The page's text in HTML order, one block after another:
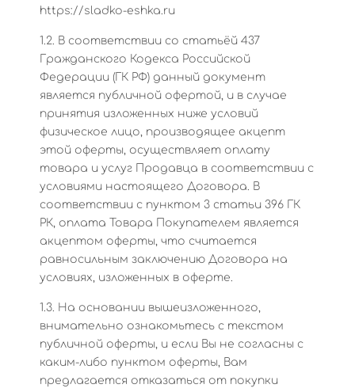
https://sladko-eshka.ru
1.2. В соответствии со статьёй 437
Гражданского Кодекса Российской
Федерации (ГК РФ) данный документ
является публичной офертой, и в случае
принятия изложенных ниже условий
физическое лицо, производящее акцепт
этой оферты, осуществляет оплату
товара и услуг Продавца в соответствии с
условиями настоящего Договора. В
соответствии с пунктом 3 статьи 396 ГК
РК, оплата Товара Покупателем является
акцептом оферты, что считается
равносильным заключению Договора на
условиях, изложенных в оферте.
1.3. На основании вышеизложенного,
внимательно ознакомьтесь с текстом
публичной оферты, и если Вы не согласны с
каким-либо пунктом оферты, Вам
предлагается отказаться от покупки